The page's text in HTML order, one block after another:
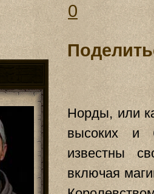
0
Норды, или
высоких и
известны
включая